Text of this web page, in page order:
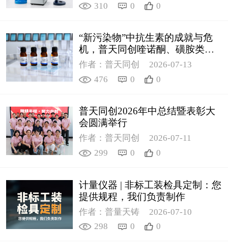
310
0 0
“新污染物”中抗生素的成就与危
机，普天同创喹诺酮、磺胺类质
控新品筑牢环境安全防线
作者：普天同创
2026-07-13
476
0 0
普天同创2026年中总结暨表彰大
会圆满举行
作者：普天同创
2026-07-11
299
0 0
计量仪器 | 非标工装检具定制：您
提供规程，我们负责制作
作者：普量天铸
2026-07-10
298
0 0